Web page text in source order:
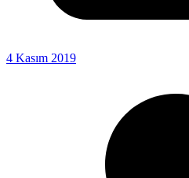
4 Kasım 2019